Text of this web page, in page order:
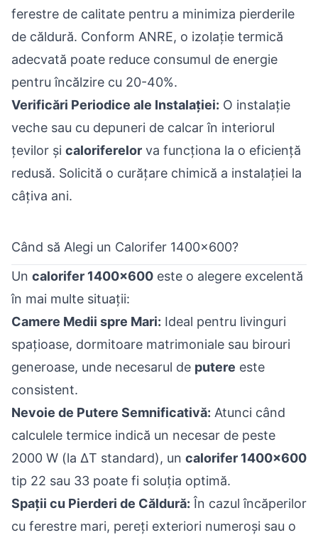
ferestre de calitate pentru a minimiza pierderile
de căldură. Conform ANRE, o izolație termică
adecvată poate reduce consumul de energie
pentru încălzire cu 20-40%.
Verificări Periodice ale Instalației: O instalație
veche sau cu depuneri de calcar în interiorul
țevilor și caloriferelor va funcționa la o eficiență
redusă. Solicită o curățare chimică a instalației la
câțiva ani.
Când să Alegi un Calorifer 1400x600?
Un calorifer 1400x600 este o alegere excelentă
în mai multe situații:
Camere Medii spre Mari: Ideal pentru livinguri
spațioase, dormitoare matrimoniale sau birouri
generoase, unde necesarul de putere este
consistent.
Nevoie de Putere Semnificativă: Atunci când
calculele termice indică un necesar de peste
2000 W (la ΔT standard), un calorifer 1400x600
tip 22 sau 33 poate fi soluția optimă.
Spații cu Pierderi de Căldură: În cazul încăperilor
cu ferestre mari, pereți exteriori numeroși sau o